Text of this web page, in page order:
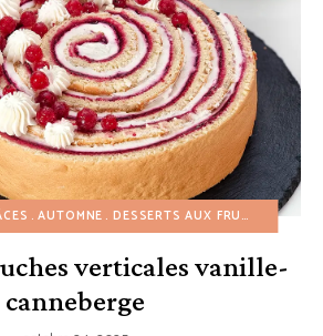
AUTOMNE DESSERTS AUX FRUITS
verticales vanille-
canneberge